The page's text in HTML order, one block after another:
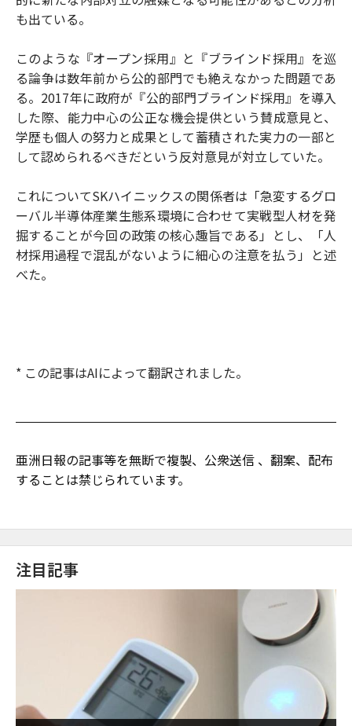
も出ている。
このような『オープン採用』と『ブラインド採用』を巡
る論争は数年前から公的部門でも絶えなかった問題であ
る。2017年に政府が『公的部門ブラインド採用』を導入
した際、能力中心の公正な機会提供という賛成意見と、
学歴も個人の努力と成果として蓄積された実力の一部と
して認められるべきだという反対意見が対立していた。
これについてSKハイニックスの関係者は「急変するグロ
ーバル半導体産業生態系環境に合わせて実戦型人材を発
掘することが今回の政策の核心趣旨である」とし、「人
材採用過程で混乱がないように細心の注意を払う」と述
べた。
* この記事はAIによって翻訳されました。
亜洲日報の記事等を無断で複製、公衆送信 、翻案、配布
することは禁じられています。
注目記事